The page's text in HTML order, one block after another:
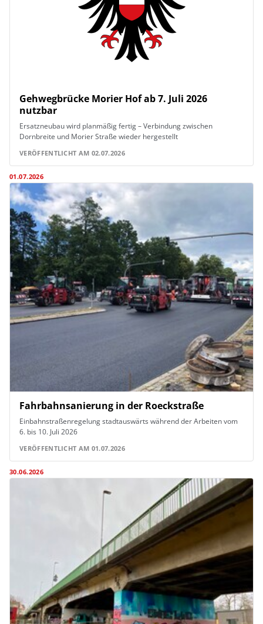
Gehwegbrücke Morier Hof ab 7. Juli 2026
nutzbar
Ersatzneubau wird planmäßig fertig – Verbindung zwischen
Dornbreite und Morier Straße wieder hergestellt
VERÖFFENTLICHT AM 02.07.2026
01.07.2026
Fahrbahnsanierung in der Roeckstraße
Einbahnstraßenregelung stadtauswärts während der Arbeiten vom
6. bis 10. Juli 2026
VERÖFFENTLICHT AM 01.07.2026
30.06.2026